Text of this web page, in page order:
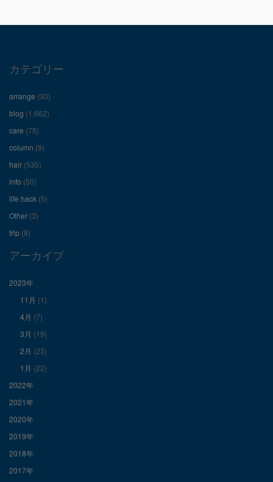
ロ
フ
ィ
ー
ル
を
Facebook
で
示
カテゴリー
arrange (30)
blog (1,662)
care (75)
column (9)
hair (535)
info (50)
life hack (5)
Other (3)
trip (8)
アーカイブ
2023年
11月 (1)
4月 (7)
3月 (19)
2月 (23)
1月 (22)
2022年
2021年
2020年
2019年
2018年
2017年